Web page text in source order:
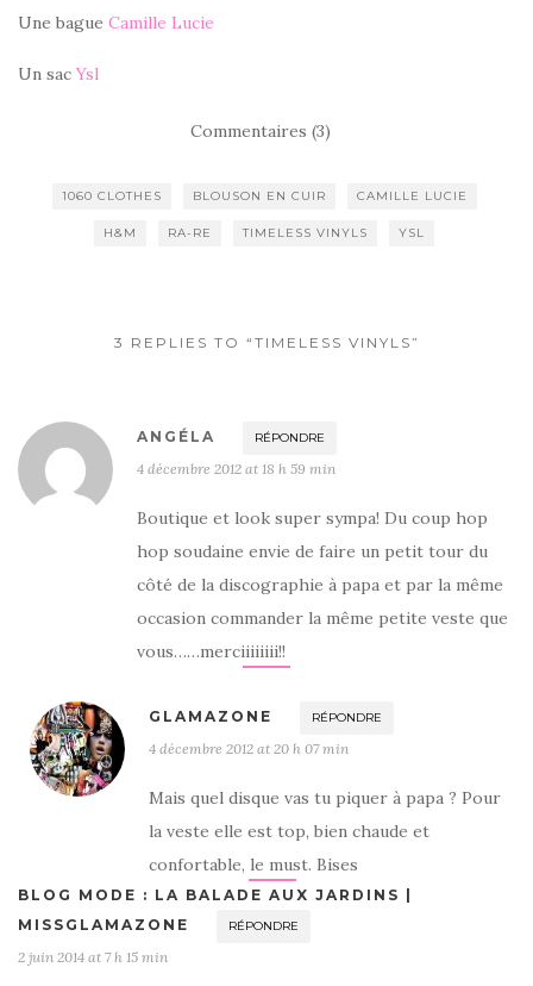
Une bague Camille Lucie
Un sacYsl
Commentaires (3)
1060 CLOTHES BLOUSON EN CUIR CAMILLE LUCIE
H&M RA-RE TIMELESS VINYLS YSL
3 REPLIES TO “TIMELESS VINYLS”
ANGÉLA RÉPONDRE
4 décembre 2012 at 18 h 59 min
Boutique et look super sympa! Du coup hop
hop soudaine envie de faire un petit tour du
côté de la discographie à papa et par la même
occasion commander la même petite veste que
vous……merciiiiiiii!!
GLAMAZONE RÉPONDRE
4 décembre 2012 at 20 h 07 min
Mais quel disque vas tu piquer à papa ? Pour
la veste elle est top, bien chaude et
confortable, le must. Bises
BLOG MODE : LA BALADE AUX JARDINS |
MISSGLAMAZONE
RÉPONDRE
2 juin 2014 at 7 h 15 min